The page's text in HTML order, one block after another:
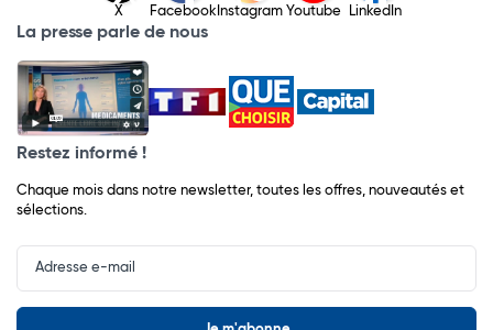
X Facebook Instagram Youtube LinkedIn
La presse parle de nous
Restez informé !
Chaque mois dans notre newsletter, toutes les offres, nouveautés et
sélections.
Input
Newsletter